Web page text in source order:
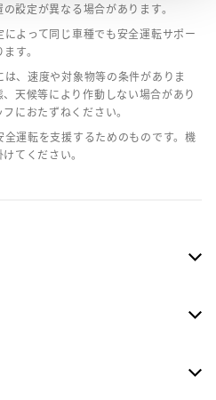
設定が異なる場合があります。
よって同じ車種でも安全運転サポー
す。
、速度や対象物等の条件がありま
天候等により作動しない場合があり
におたずねください。
運転を支援するためのものです。機
てください。